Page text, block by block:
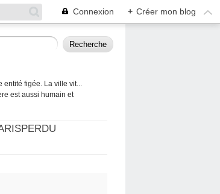
Connexion + Créer mon blog
entité figée. La ville vit...
est aussi humain et